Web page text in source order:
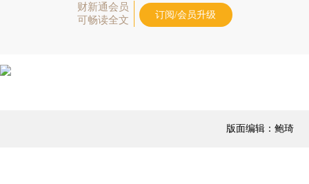
财新通会员
可畅读全文
订阅/会员升级
版面编辑：鲍琦